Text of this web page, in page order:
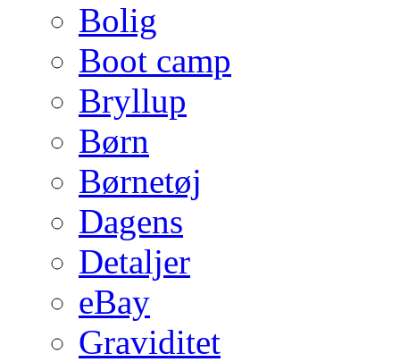
Bolig
Boot camp
Bryllup
Børn
Børnetøj
Dagens
Detaljer
eBay
Graviditet